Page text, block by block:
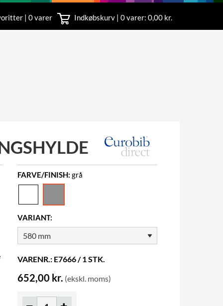
| 0 varer Indkøbskurv | 0varer: 0,00 kr.
11
FARVE/FINISH: grå
VARIANT:
VARENR.: E7666 / 1 STK.
652,00 kr. (ekskl. moms)